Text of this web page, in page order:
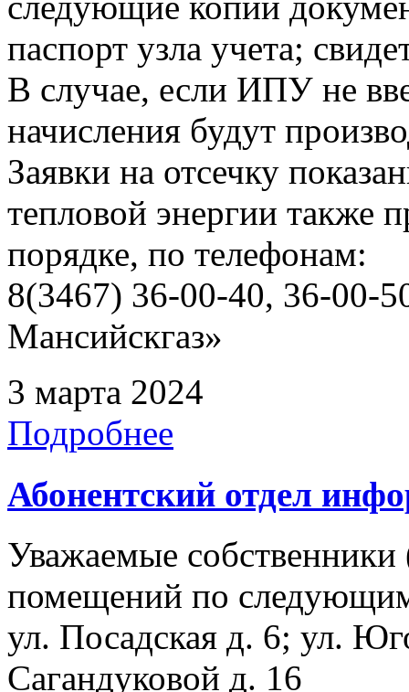
паспорт узла учета;
В случае, если ИПУ не
начисления будут
Заявки на отсечку
тепловой энергии также
порядке, по телефонам:
8(3467) 36-00-40, 36-
Мансийскгаз»
3 марта 2024
Подробнее
Абонентский отдел
Уважаемые
помещений по
ул. Посадская д. 6; ул.
Сагандуковой д. 16